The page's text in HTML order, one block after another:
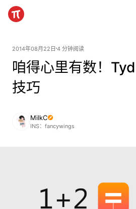
2014年08月22日 4 分钟阅读
咱得心里有数！
技巧
MilkC
INS：fancywings